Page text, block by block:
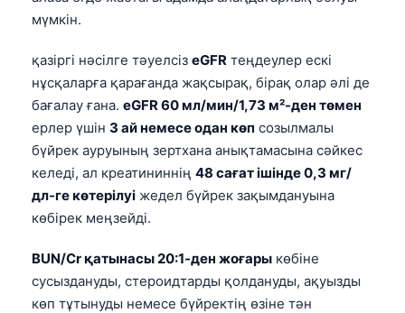
мүмкін.
қазіргі нәсілге тәуелсіз eGFR теңдеулер ескі
нұсқаларға қарағанда жақсырақ, бірақ олар әлі де
бағалау ғана. eGFR 60 мл/мин/1,73 м²-ден төмен
ерлер үшін 3 ай немесе одан көп созылмалы
бүйрек ауруының зертхана анықтамасына сәйкес
келеді, ал креатининнің 48 сағат ішінде 0,3 мг/
дл-ге көтерілуі жедел бүйрек зақымдануына
көбірек меңзейді.
BUN/Cr қатынасы 20:1-ден жоғары көбіне
сусыздануды, стероидтарды қолдануды, ақуызды
көп тұтынуды немесе бүйректің өзіне тән
Bosanski
Azərbaycan dili
日本語
Čeština
ქართული
Русский
Lietuvių kalba
Polski
한국어